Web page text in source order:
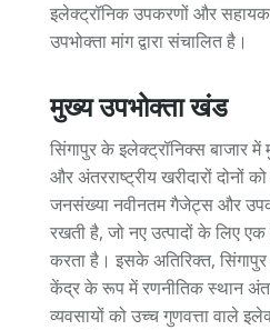
इलेक्ट्रॉनिक उपकरणों और
उपभोक्ता मांग द्वारा संचालित है।
मुख्य उपभोक्ता खंड
सिंगापुर के इलेक्ट्रॉनिक्स बाजार
और अंतरराष्ट्रीय खरीदारों दोनों
जनसंख्या नवीनतम गैजेट्स और
रखती है, जो नए उत्पादों के लिए एक
करता है। इसके अतिरिक्त,
केंद्र के रूप में रणनीतिक स्थान
व्यवसायों को उच्च गुणवत्ता वाले